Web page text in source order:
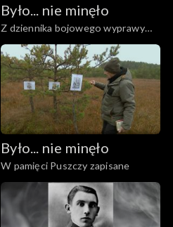
Było... nie minęło
Z dziennika bojowego wyprawy
Czechowskiego, rozdział drugi
Było... nie minęło
W pamięci Puszczy zapisane